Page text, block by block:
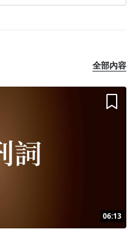
習方式，提供學員自主學習。
全部內容
06:13